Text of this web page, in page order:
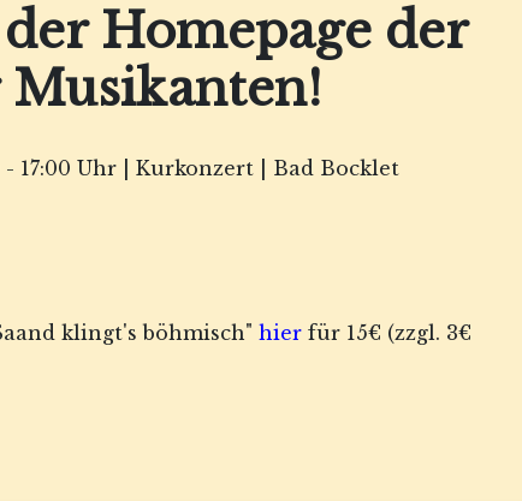
Homepage der
Musikanten!
- 17:00 Uhr | Kurkonzert | Bad Bocklet
klingt's böhmisch" hierfür 15€ (zzgl. 3€